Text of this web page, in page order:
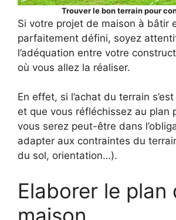
Trouver le bon terrain pour
Si votre projet de maison à bâtir
parfaitement défini, soyez
l’adéquation entre votre
où vous allez la réaliser.
En effet, si l’achat du terrain
et que vous réfléchissez au plan
vous serez peut-être dans
adapter aux contraintes du
du sol, orientation…).
Elaborer le plan
maison